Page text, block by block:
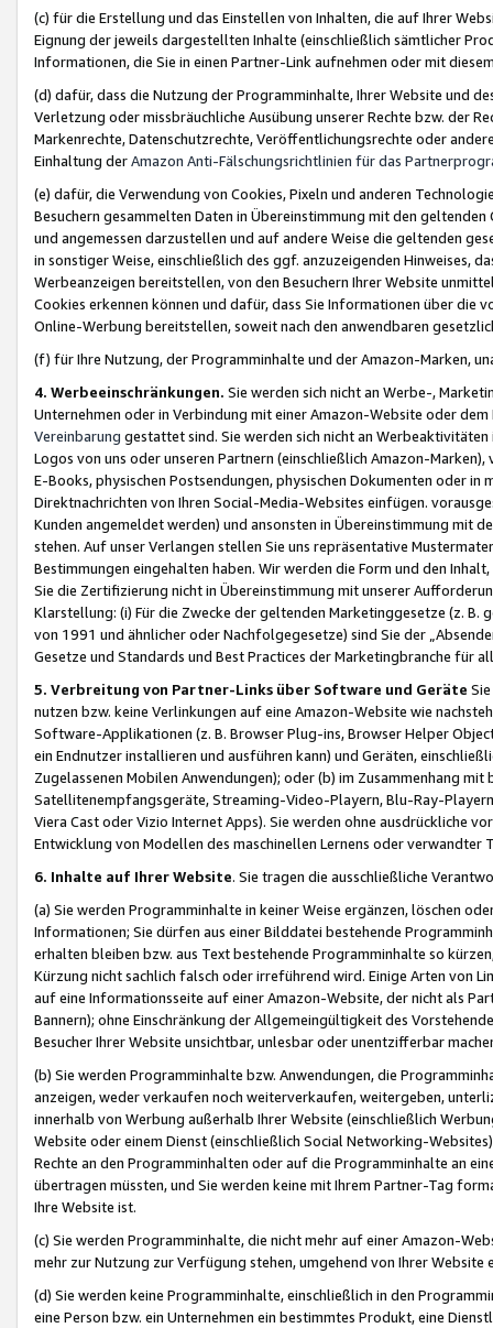
(c) für die Erstellung und das Einstellen von Inhalten, die auf Ihrer
Eignung der jeweils dargestellten Inhalte (einschließlich sämtlicher
Informationen, die Sie in einen Partner-Link aufnehmen oder mit
(d) dafür, dass die Nutzung der Programminhalte, Ihrer Website und
Verletzung oder missbräuchliche Ausübung unserer Rechte bzw. der
Markenrechte, Datenschutzrechte, Veröffentlichungsrechte oder
Einhaltung derAmazon Anti-Fälschungsrichtlinien für das
(e) dafür, die Verwendung von Cookies, Pixeln und anderen
Besuchern gesammelten Daten in Übereinstimmung mit den
und angemessen darzustellen und auf andere Weise die geltenden
in sonstiger Weise, einschließlich des ggf. anzuzeigenden Hinweises,
Werbeanzeigen bereitstellen, von den Besuchern Ihrer Website
Cookies erkennen können und dafür, dass Sie Informationen über die
Online-Werbung bereitstellen, soweit nach den anwendbaren
(f) für Ihre Nutzung, der Programminhalte und der Amazon-Marken,
4. Werbeeinschränkungen. Sie werden sich nicht an Werbe-,
Unternehmen oder in Verbindung mit einer Amazon-Website oder
Vereinbarung gestattet sind. Sie werden sich nicht an
Logos von uns oder unseren Partnern (einschließlich Amazon-
E-Books, physischen Postsendungen, physischen Dokumenten oder in
Direktnachrichten von Ihren Social-Media-Websites einfügen.
Kunden angemeldet werden) und ansonsten in Übereinstimmung mit
stehen. Auf unser Verlangen stellen Sie uns repräsentative
Bestimmungen eingehalten haben. Wir werden die Form und den
Sie die Zertifizierung nicht in Übereinstimmung mit unserer
Klarstellung: (i) Für die Zwecke der geltenden Marketinggesetze (z. B.
von 1991 und ähnlicher oder Nachfolgegesetze) sind Sie der
Gesetze und Standards und Best Practices der Marketingbranche für
5. Verbreitung von Partner-Links über Software und Geräte
nutzen bzw. keine Verlinkungen auf eine Amazon-Website wie
Software-Applikationen (z. B. Browser Plug-ins, Browser Helper
ein Endnutzer installieren und ausführen kann) und Geräten,
Zugelassenen Mobilen Anwendungen); oder (b) im Zusammenhang
Satellitenempfangsgeräte, Streaming-Video-Playern, Blu-Ray-
Viera Cast oder Vizio Internet Apps). Sie werden ohne ausdrückliche
Entwicklung von Modellen des maschinellen Lernens oder
6. Inhalte auf Ihrer Website. Sie tragen die ausschließliche
(a) Sie werden Programminhalte in keiner Weise ergänzen, löschen
Informationen; Sie dürfen aus einer Bilddatei bestehende
erhalten bleiben bzw. aus Text bestehende Programminhalte so
Kürzung nicht sachlich falsch oder irreführend wird. Einige Arten von
auf eine Informationsseite auf einer Amazon-Website, der nicht als
Bannern); ohne Einschränkung der Allgemeingültigkeit des
Besucher Ihrer Website unsichtbar, unlesbar oder unentzifferbar
(b) Sie werden Programminhalte bzw. Anwendungen, die
anzeigen, weder verkaufen noch weiterverkaufen, weitergeben,
innerhalb von Werbung außerhalb Ihrer Website (einschließlich
Website oder einem Dienst (einschließlich Social Networking-
Rechte an den Programminhalten oder auf die Programminhalte an
übertragen müssten, und Sie werden keine mit Ihrem Partner-Tag
Ihre Website ist.
(c) Sie werden Programminhalte, die nicht mehr auf einer Amazon-
mehr zur Nutzung zur Verfügung stehen, umgehend von Ihrer
(d) Sie werden keine Programminhalte, einschließlich in den
eine Person bzw. ein Unternehmen ein bestimmtes Produkt, eine